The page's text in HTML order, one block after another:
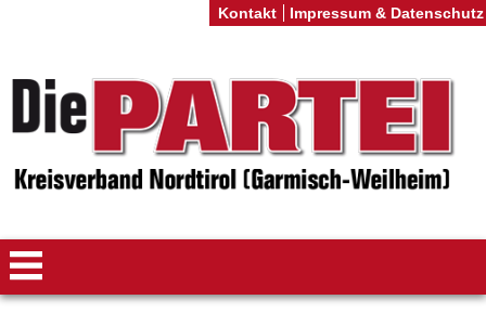
Kontakt Impressum & Datenschutz